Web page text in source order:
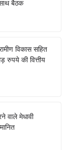
बैठक
विकास सहित
रुपये की वित्तीय
वाले मेधावी